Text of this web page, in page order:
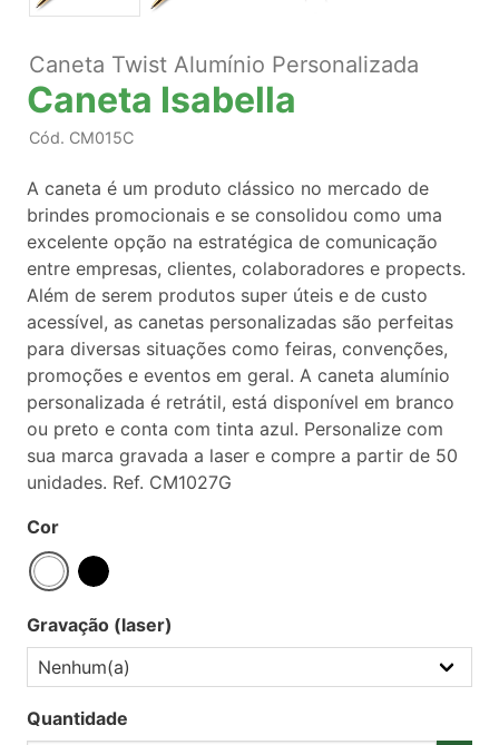
Caneta Twist Alumínio Personalizada
Caneta Isabella
Cód. CM015C
A caneta é um produto clássico no mercado de
brindes promocionais e se consolidou como uma
excelente opção na estratégica de comunicação
entre empresas, clientes, colaboradores e propects.
Além de serem produtos super úteis e de custo
acessível, as canetas personalizadas são perfeitas
para diversas situações como feiras, convenções,
promoções e eventos em geral. A caneta alumínio
personalizada é retrátil, está disponível em branco
ou preto e conta com tinta azul. Personalize com
sua marca gravada a laser e compre a partir de 50
unidades. Ref. CM1027G
Cor
Gravação (laser)
Quantidade